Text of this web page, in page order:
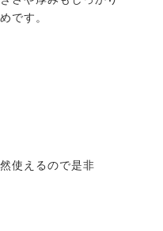
です。
使えるので是非